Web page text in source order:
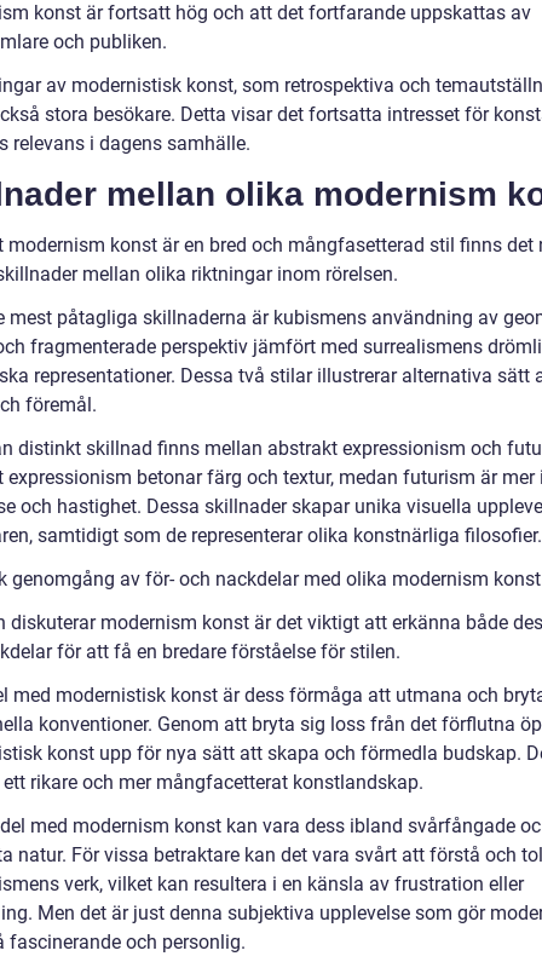
konst är fortsatt hög och att det fortfarande uppskattas av
och publiken.
av modernistisk konst, som retrospektiva och
stora besökare. Detta visar det fortsatta intresset för
relevans i dagens samhälle.
mellan olika modernism
modernism konst är en bred och mångfasetterad stil finns det
mellan olika riktningar inom rörelsen.
mest påtagliga skillnaderna är kubismens användning av
fragmenterade perspektiv jämfört med surrealismens
representationer. Dessa två stilar illustrerar alternativa sätt
föremål.
distinkt skillnad finns mellan abstrakt expressionism och
expressionism betonar färg och textur, medan futurism är mer
och hastighet. Dessa skillnader skapar unika visuella
samtidigt som de representerar olika konstnärliga filosofier.
genomgång av för- och nackdelar med olika modernism konst
diskuterar modernism konst är det viktigt att erkänna både
för att få en bredare förståelse för stilen.
med modernistisk konst är dess förmåga att utmana och
konventioner. Genom att bryta sig loss från det förflutna
konst upp för nya sätt att skapa och förmedla budskap.
rikare och mer mångfacetterat konstlandskap.
med modernism konst kan vara dess ibland svårfångade
natur. För vissa betraktare kan det vara svårt att förstå och
verk, vilket kan resultera i en känsla av frustration eller
Men det är just denna subjektiva upplevelse som gör
fascinerande och personlig.